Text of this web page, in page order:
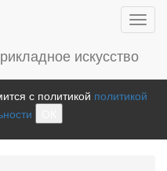
с политикой политикой